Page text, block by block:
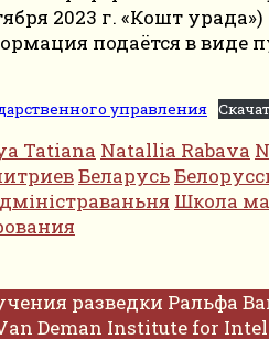
2023 г. «Кошт
подаётся в виде
управления
Tatiana Natallia Rabava
Беларусь
Школа
разведки Ральфа
Deman Institute for